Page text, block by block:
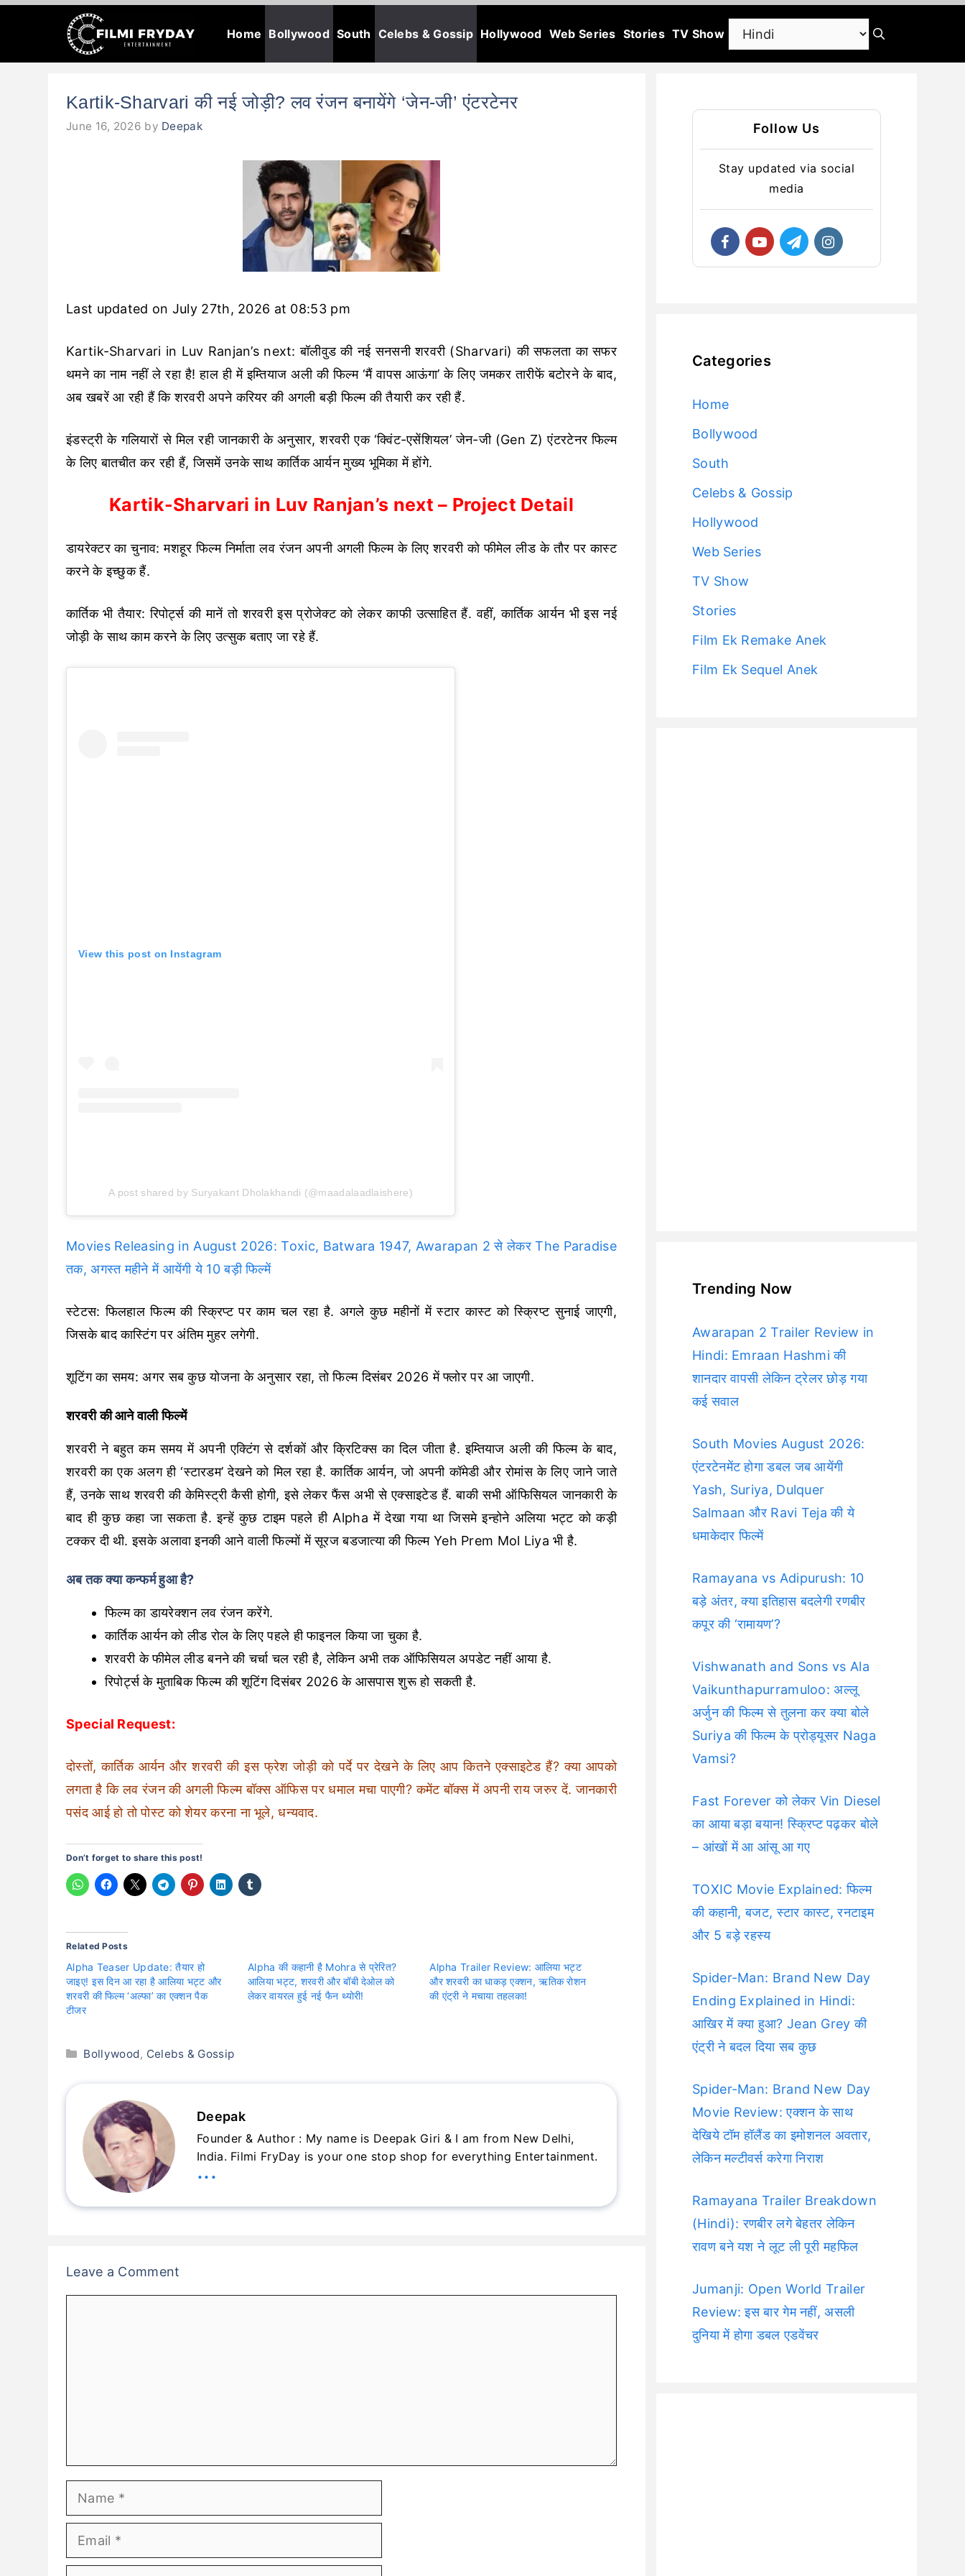
content
Home Bollywood South Celebs & Gossip Hollywood Web Series Stories TV Show
Kartik-Sharvari की नई जोड़ी? लव रंजन बनायेंगे ‘जेन-जी’ एंटरटेनर
June 16, 2026 by Deepak
Last updated on July 27th, 2026 at 08:53 pm
Kartik-Sharvari in Luv Ranjan’s next: बॉलीवुड की नई सनसनी शरवरी (Sharvari) की सफलता का सफर
थमने का नाम नहीं ले रहा है! हाल ही में इम्तियाज अली की फिल्म ‘मैं वापस आऊंगा’ के लिए जमकर तारीफें बटोरने के बाद,
अब खबरें आ रही हैं कि शरवरी अपने करियर की अगली बड़ी फिल्म की तैयारी कर रही हैं.
इंडस्ट्री के गलियारों से मिल रही जानकारी के अनुसार, शरवरी एक ‘क्विंट-एसेंशियल’ जेन-जी (Gen Z) एंटरटेनर फिल्म
के लिए बातचीत कर रही हैं, जिसमें उनके साथ कार्तिक आर्यन मुख्य भूमिका में होंगे.
Kartik-Sharvari in Luv Ranjan’s next – Project Detail
डायरेक्टर का चुनाव: मशहूर फिल्म निर्माता लव रंजन अपनी अगली फिल्म के लिए शरवरी को फीमेल लीड के तौर पर कास्ट
करने के इच्छुक हैं.
कार्तिक भी तैयार: रिपोर्ट्स की मानें तो शरवरी इस प्रोजेक्ट को लेकर काफी उत्साहित हैं. वहीं, कार्तिक आर्यन भी इस नई
जोड़ी के साथ काम करने के लिए उत्सुक बताए जा रहे हैं.
View this post on Instagram
A post shared by Suryakant Dholakhandi (@maadalaadlaishere)
Movies Releasing in August 2026: Toxic, Batwara 1947, Awarapan 2 से लेकर The Paradise
तक, अगस्त महीने में आयेंगी ये 10 बड़ी फिल्में
स्टेटस: फिलहाल फिल्म की स्क्रिप्ट पर काम चल रहा है. अगले कुछ महीनों में स्टार कास्ट को स्क्रिप्ट सुनाई जाएगी,
जिसके बाद कास्टिंग पर अंतिम मुहर लगेगी.
शूटिंग का समय: अगर सब कुछ योजना के अनुसार रहा, तो फिल्म दिसंबर 2026 में फ्लोर पर आ जाएगी.
शरवरी की आने वाली फिल्में
शरवरी ने बहुत कम समय में अपनी एक्टिंग से दर्शकों और क्रिटिक्स का दिल जीता है. इम्तियाज अली की फिल्म के बाद,
शरवरी का एक अलग ही ‘स्टारडम’ देखने को मिल रहा है. कार्तिक आर्यन, जो अपनी कॉमेडी और रोमांस के लिए जाने जाते
हैं, उनके साथ शरवरी की केमिस्ट्री कैसी होगी, इसे लेकर फैंस अभी से एक्साइटेड हैं. बाकी सभी ऑफिसियल जानकारी के
बाद ही कुछ कहा जा सकता है. इन्हें कुछ टाइम पहले ही Alpha में देखा गया था जिसमे इन्होने अलिया भट्ट को कड़ी
टक्कर दी थी. इसके अलावा इनकी आने वाली फिल्मों में सूरज बडजात्या की फिल्म Yeh Prem Mol Liya भी है.
अब तक क्या कन्फर्म हुआ है?
फिल्म का डायरेक्शन लव रंजन करेंगे.
कार्तिक आर्यन को लीड रोल के लिए पहले ही फाइनल किया जा चुका है.
शरवरी के फीमेल लीड बनने की चर्चा चल रही है, लेकिन अभी तक ऑफिसियल अपडेट नहीं आया है.
रिपोर्ट्स के मुताबिक फिल्म की शूटिंग दिसंबर 2026 के आसपास शुरू हो सकती है.
Special Request:
दोस्तों, कार्तिक आर्यन और शरवरी की इस फ्रेश जोड़ी को पर्दे पर देखने के लिए आप कितने एक्साइटेड हैं? क्या आपको
लगता है कि लव रंजन की अगली फिल्म बॉक्स ऑफिस पर धमाल मचा पाएगी? कमेंट बॉक्स में अपनी राय जरुर दें. जानकारी
पसंद आई हो तो पोस्ट को शेयर करना ना भूले, धन्यवाद.
Don’t forget to share this post!
Related Posts
Alpha Teaser Update: तैयार हो
जाइए! इस दिन आ रहा है आलिया भट्ट और
शरवरी की फिल्म ‘अल्फा’ का एक्शन पैक
टीजर
Alpha की कहानी है Mohra से प्रेरित?
आलिया भट्ट, शरवरी और बॉबी देओल को
लेकर वायरल हुई नई फैन थ्योरी!
Alpha Trailer Review: आलिया भट्ट
और शरवरी का धाकड़ एक्शन, ऋतिक रोशन
की एंट्री ने मचाया तहलका!
Categories
Bollywood, Celebs & Gossip
Deepak
Founder & Author : My name is Deepak Giri & I am from New Delhi,
India. Filmi FryDay is your one stop shop for everything Entertainment.
...
Leave a Comment
Name
Email
Follow Us
Stay updated via social
media
Categories
Home
Bollywood
South
Celebs & Gossip
Hollywood
Web Series
TV Show
Stories
Film Ek Remake Anek
Film Ek Sequel Anek
Trending Now
Awarapan 2 Trailer Review in
Hindi: Emraan Hashmi की
शानदार वापसी लेकिन ट्रेलर छोड़ गया
कई सवाल
South Movies August 2026:
एंटरटेनमेंट होगा डबल जब आयेंगी
Yash, Suriya, Dulquer
Salmaan और Ravi Teja की ये
धमाकेदार फिल्में
Ramayana vs Adipurush: 10
बड़े अंतर, क्या इतिहास बदलेगी रणबीर
कपूर की ‘रामायण’?
Vishwanath and Sons vs Ala
Vaikunthapurramuloo: अल्लू
अर्जुन की फिल्म से तुलना कर क्या बोले
Suriya की फिल्म के प्रोड्यूसर Naga
Vamsi?
Fast Forever को लेकर Vin Diesel
का आया बड़ा बयान! स्क्रिप्ट पढ़कर बोले
– आंखों में आ आंसू आ गए
TOXIC Movie Explained: फिल्म
की कहानी, बजट, स्टार कास्ट, रनटाइम
और 5 बड़े रहस्य
Spider-Man: Brand New Day
Ending Explained in Hindi:
आखिर में क्या हुआ? Jean Grey की
एंट्री ने बदल दिया सब कुछ
Spider-Man: Brand New Day
Movie Review: एक्शन के साथ
देखिये टॉम हॉलैंड का इमोशनल अवतार,
लेकिन मल्टीवर्स करेगा निराश
Ramayana Trailer Breakdown
(Hindi): रणबीर लगे बेहतर लेकिन
रावण बने यश ने लूट ली पूरी महफिल
Jumanji: Open World Trailer
Review: इस बार गेम नहीं, असली
दुनिया में होगा डबल एडवेंचर